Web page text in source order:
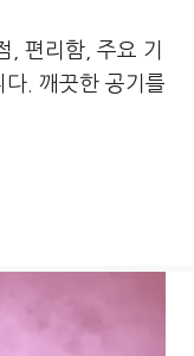
, 편리함, 주요 기
. 깨끗한 공기를